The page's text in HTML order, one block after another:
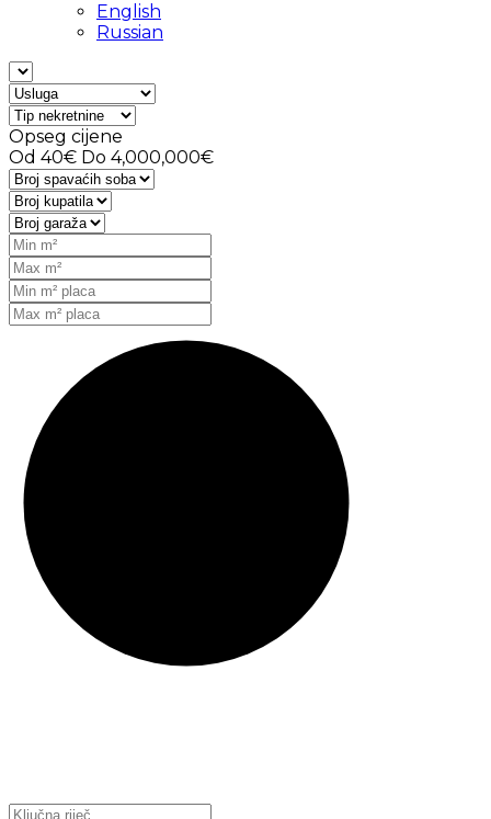
English
Russian
Opseg cijene
Od 40€ Do 4,000,000€